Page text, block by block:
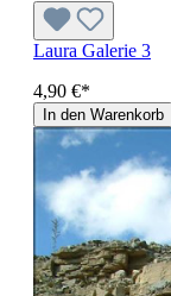
Laura Galerie 3
4,90 €*
In den Warenkorb